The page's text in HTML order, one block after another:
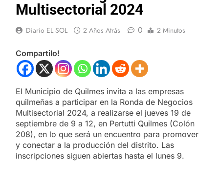
Multisectorial 2024
Diario EL SOL 2 Años Atrás 0 2 Minutos
Compartilo!
El Municipio de Quilmes invita a las empresas
quilmeñas a participar en la Ronda de Negocios
Multisectorial 2024, a realizarse el jueves 19 de
septiembre de 9 a 12, en Pertutti Quilmes (Colón
208), en lo que será un encuentro para promover
y conectar a la producción del distrito. Las
inscripciones siguen abiertas hasta el lunes 9.